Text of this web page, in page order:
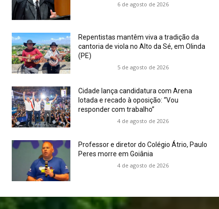
6 de agosto de 2026
Repentistas mantêm viva a tradição da
cantoria de viola no Alto da Sé, em Olinda
(PE)
5 de agosto de 2026
Cidade lança candidatura com Arena
lotada e recado à oposição: “Vou
responder com trabalho”
4 de agosto de 2026
Professor e diretor do Colégio Átrio, Paulo
Peres morre em Goiânia
4 de agosto de 2026